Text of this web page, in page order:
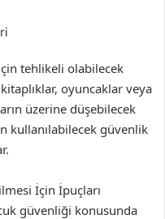
tehlikeli olabilecek
oyuncaklar veya
üzerine düşebilecek
kullanılabilecek güvenlik
İçin İpuçları
güvenliği konusunda